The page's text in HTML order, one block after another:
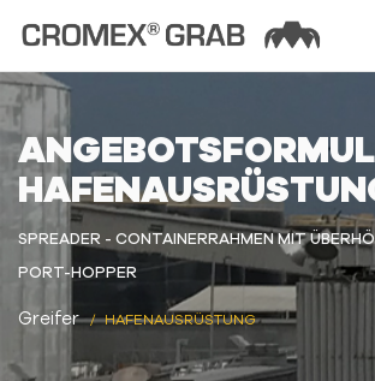
SPREADER - CONTAINERRAHMEN MIT
PORT-HOPPER
Greifer HAFENAUSRÜSTUNG